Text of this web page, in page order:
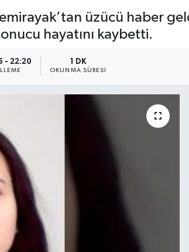
üzücü haber
hayatını kaybetti.
- 22:20 1 DK
OKUNMA SÜRESI